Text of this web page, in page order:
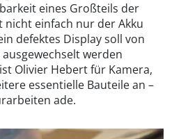
eines Großteils der
einfach nur der Akku
defektes Display soll von
werden
Olivier Hebert für Kamera,
essentielle Bauteile an –
ade.